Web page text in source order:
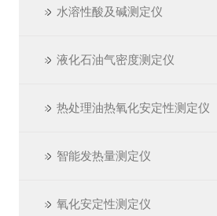
水溶性酸及碱测定仪
液化石油气密度测定仪
热处理油热氧化安定性测定仪
智能发热量测定仪
氧化安定性测定仪